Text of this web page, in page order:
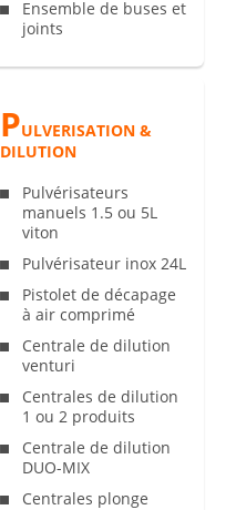
Ensemble de buses et
joints
PULVERISATION &
DILUTION
Pulvérisateurs
manuels 1.5 ou 5L
viton
Pulvérisateur inox 24L
Pistolet de décapage
à air comprimé
Centrale de dilution
venturi
Centrales de dilution
1 ou 2 produits
Centrale de dilution
DUO-MIX
Centrales plonge